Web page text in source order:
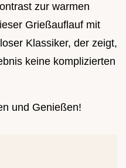
zur warmen
Grießauflauf mit
Klassiker, der zeigt,
keine komplizierten
und Genießen!